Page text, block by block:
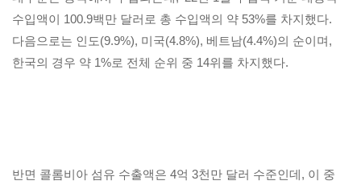
수입액이 100.9백만 달러로 총 수입액의 약 53%를 차지했다.
다음으로는 인도(9.9%), 미국(4.8%), 베트남(4.4%)의 순이며,
한국의 경우 약 1%로 전체 순위 중 14위를 차지했다.
반면 콜롬비아 섬유 수출액은 4억 3천만 달러 수준인데, 이 중